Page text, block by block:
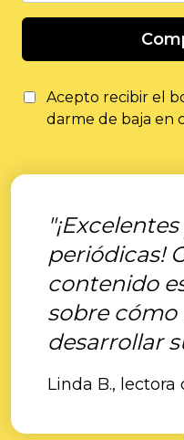
Acepto recibir el
darme de baja en
periódicas!
contenido
sobre cómo
desarrollar
Linda B.,